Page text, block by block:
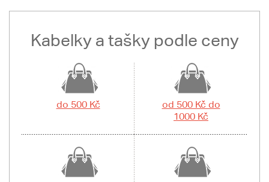
Kabelky a tašky podle ceny
do 500 Kč
od 500 Kč do
1000 Kč